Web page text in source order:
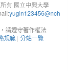
有 國立中興大學
yugin123456@nch
請遵守著作權法
規範 | 分站一覽